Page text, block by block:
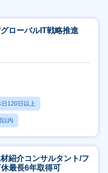
ローバルIT戦略推進
日120日以上
以内
紹介コンサルタント/フ
最長6年取得可